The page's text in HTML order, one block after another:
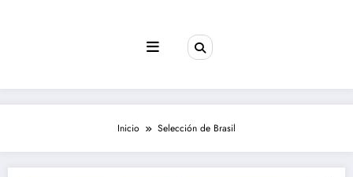
Inicio Selección de Brasil